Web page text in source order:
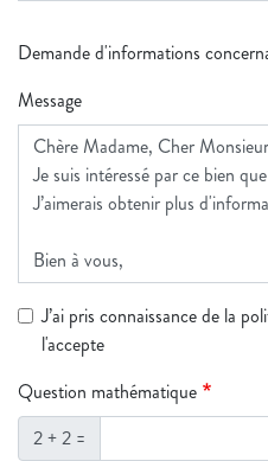
Demande d'informations
Message
J’ai pris connaissance de la
l'accepte
Question mathématique
2 + 2 =